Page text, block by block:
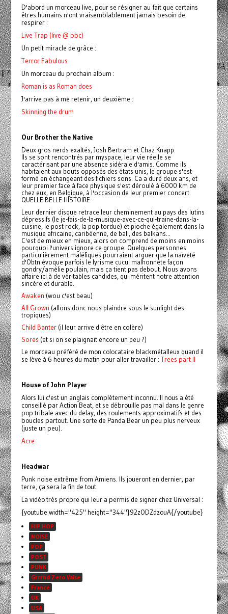
D'abord un morceau live, pour se résigner au fait que certains
êtres humains n'ont vraisemblablement jamais besoin de
respirer :
Live Trap (live @ bbc)
Un petit miracle de grâce :
Terror Fabulous
Un morceau du prochain album :
Roman is as Roman does
J'arrive pas à me retenir, un deuxième :
Skinning the drum
Our Brother the Native
Deux gros nerds exaltés, Josh Bertram et Chaz Knapp.
Ils se sont rencontrés par myspace, leur vie réelle se
caractérisant par une absence sidérale d'amis. Comme ils
habitaient aux bouts opposés des états unis, le groupe s'est
formé en échangeant des fichiers sons. Ca a duré deux ans, et
leur premier face à face physique s'est déroulé à 6000 km de
chez eux, en Belgique, à l'occasion de leur premier concert.
QUELLE BELLE HISTOIRE.
Leur dernier disque retrace leur cheminement au pays des lutins
dépressifs (le je-fais-de-la-musique-avec-ce-qui-traine-dans-la-
cuisine, le post rock, la pop tordue) et pioche également dans la
musique africaine, caribéenne, de bali, des balkans...
C'est de mieux en mieux, alors on comprend de moins en moins
pourquoi l'univers ignore ce groupe. Quelques personnes
particulièrement maléfiques pourraient arguer que la naïveté
d'Obtn évoque parfois le lyrisme cucul malhonnête façon
gondry/amélie poulain, mais ça tient pas debout. Nous avons
affaire ici à de véritables candides, qui méritent notre attention
sincère et durable.
Awaken (wou c'est beau)
All Grown (allons donc nous plaindre sous le sunlight des
tropiques)
Child Banter(il leur arrive d'être en colère)
Sores (et si on se plaignait encore un peu ?)
Le morceau préféré de mon colocataire blackmétalleux quand il
se lève à 6 heures du matin pour aller travailler : Trees part II
House of John Player
Alors lui c'est un anglais complètement inconnu. Il nous a été
conseillé par Action Beat, et se débrouille pas mal dans le genre
pop tribale avec du delay, des roulements approximatifs et des
boucles partout. Une sorte de Panda Bear un peu plus nerveux
(juste un peu).
Acre
Headwar
Punk noise extrême from Amiens. Ils joueront en dernier, par
terre, ça sera la fin de tout.
La vidéo très propre qui leur a permis de signer chez Universal :
{youtube width="425" height="344"}92zODZdzouA{/youtube}
HIP HOP
NOISE
POP
POST
PUNK
Grrrnd Zero Vaise
France
UK
USA